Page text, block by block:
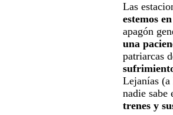
Las
estemos
apagón
una
patriarcas
Lejanías (a
nadie sabe
trenes y